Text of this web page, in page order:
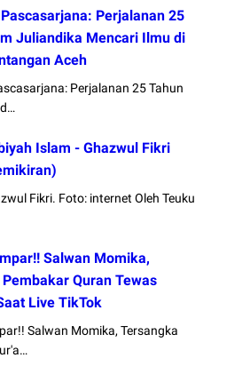
Perjalanan 25
Juliandika Mencari Ilmu di
Aceh
Perjalanan 25 Tahun
Islam - Ghazwul Fikri
Fikri. Foto: internet Oleh Teuku
Salwan Momika,
Quran Tewas
Live TikTok
Salwan Momika, Tersangka